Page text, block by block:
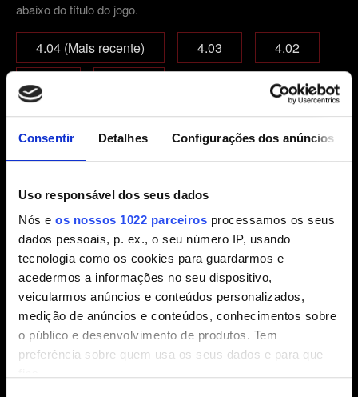
Consentir Detalhes Configurações dos anúncios
Uso responsável dos seus dados
Nós e os nossos 1022 parceiros processamos os seus
dados pessoais, p. ex., o seu número IP, usando
tecnologia como os cookies para guardarmos e
acedermos a informações no seu dispositivo,
veicularmos anúncios e conteúdos personalizados,
medição de anúncios e conteúdos, conhecimentos sobre
o público e desenvolvimento de produtos. Tem
preferência sobre quem usa os seus dados e para que
abaixo do título do jogo.
4.04 (Mais recente) 4.03
4.02
4.01
Jogo-base
Jogo-base + expansões
Complete Edition
E-mail (cuidado com erros de digitação!)
Breve descrição do problema